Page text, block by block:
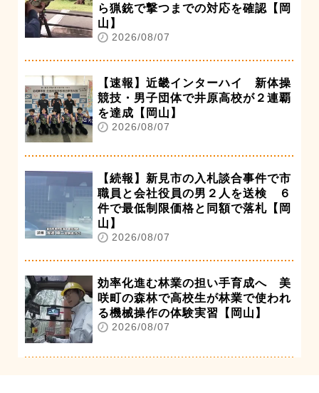
ら猟銃で撃つまでの対応を確認【岡
山】
2026/08/07
【速報】近畿インターハイ 新体操
競技・男子団体で井原高校が２連覇
を達成【岡山】
2026/08/07
【続報】新見市の入札談合事件で市
職員と会社役員の男２人を送検 ６
件で最低制限価格と同額で落札【岡
山】
2026/08/07
効率化進む林業の担い手育成へ 美
咲町の森林で高校生が林業で使われ
る機械操作の体験実習【岡山】
2026/08/07